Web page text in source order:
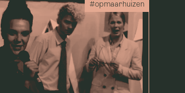
#opmaarhuizen